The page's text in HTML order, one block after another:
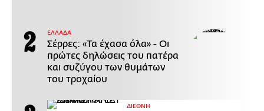
ΕΛΛΑΔΑ
Σέρρες: «Τα έχασα όλα» - Οι
πρώτες δηλώσεις του πατέρα
και συζύγου των θυμάτων
του τροχαίου
ΔΙΕΘΝΗ